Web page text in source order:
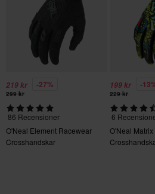
• Sömlös manschettbindning med
maximal komfort på handleden och
• Dragflik med silikongrepp för
handsken.
• Tryckt grafik på handryggen.
219 kr -27%
299 kr
86 Recensioner
O'Neal Element Racewear
Crosshandskar
199 kr -
229 kr
6
O'Neal